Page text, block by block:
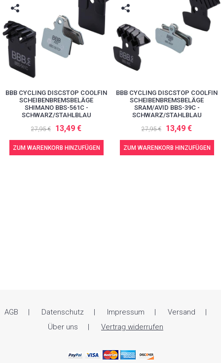
BBB CYCLING DISCSTOP COOLFIN
SCHEIBENBREMSBELÄGE
SHIMANO BBS-561C -
SCHWARZ/STAHLBLAU
27,95 € 13,49 €
ZUM WARENKORB HINZUFÜGEN
BBB CYCLING DISCSTOP COOLFIN
SCHEIBENBREMSBELÄGE
SRAM/AVID BBS-39C -
SCHWARZ/STAHLBLAU
27,95 € 13,49 €
ZUM WARENKORB HINZUFÜGEN
AGB Datenschutz Impressum
Versand
Über uns
Vertrag widerrufen